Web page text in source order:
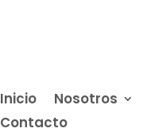
Inicio Nosotros
Contacto